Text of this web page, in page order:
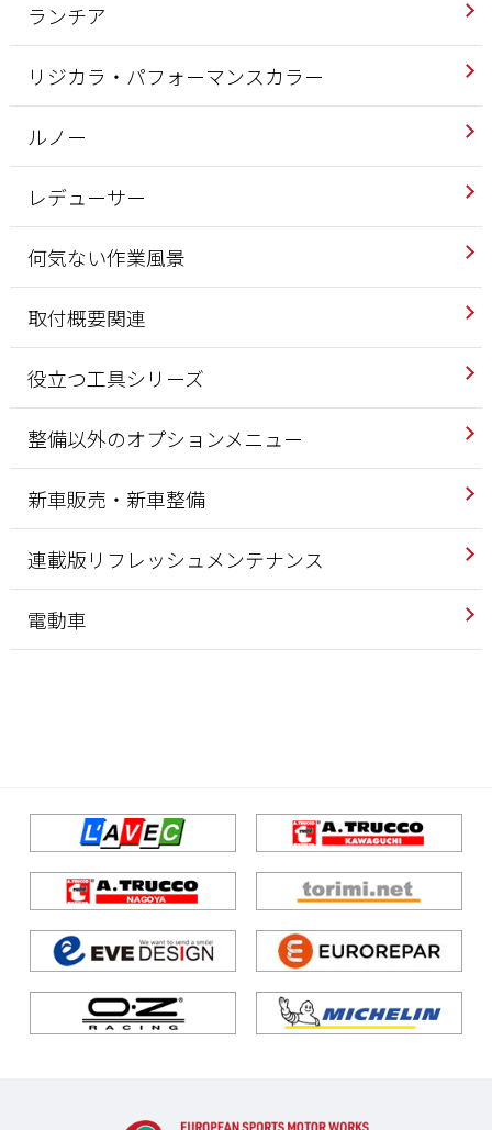
ランチア
リジカラ・パフォーマンスカラー
ルノー
レデューサー
何気ない作業風景
取付概要関連
役立つ工具シリーズ
整備以外のオプションメニュー
新車販売・新車整備
連載版リフレッシュメンテナンス
電動車